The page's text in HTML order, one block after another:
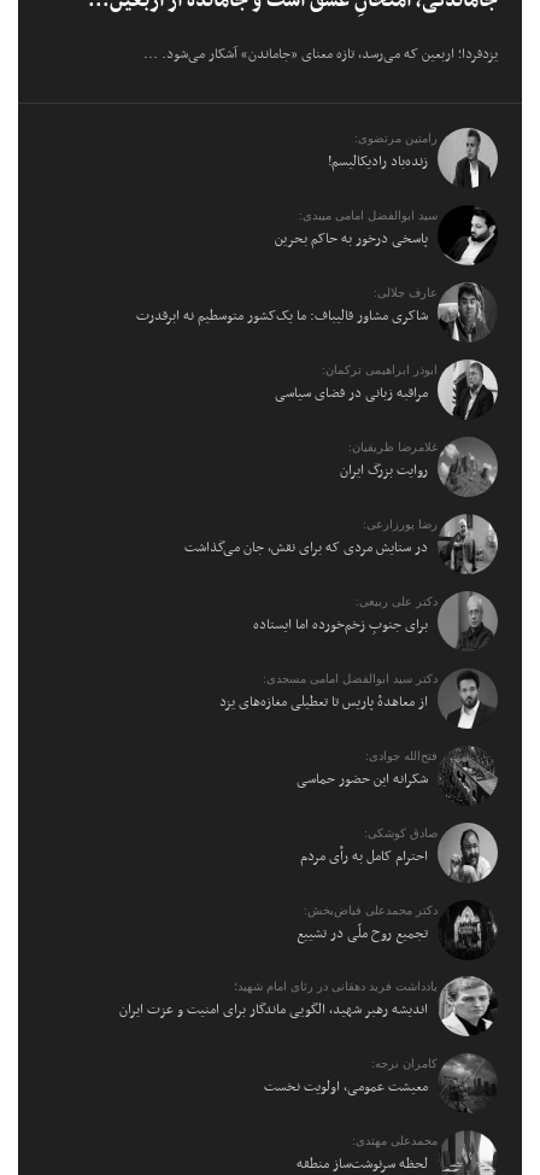
یزدفردا؛ اربعین که می‌رسد، تازه معنای «جاماندن» آشکار می‌شود. ...
رامتین مرتضوی:
زنده‌باد رادیکالیسم!
سید ابوالفضل امامی میبدی:
پاسخی درخور به حاکم بحرین
عارف جلالی:
شاکری مشاور قالیباف: ما یک‌کشور متوسطیم نه ابرقدرت
ابوذر ابراهیمی ترکمان:
مراقبه زبانی در فضای سیاسی
غلامرضا ظریفیان:
روایت بزرگ ایران
رضا پورزارعی:
در ستایش مردی که برای نقش، جان می‌گذاشت
دکتر علی ربیعی:
برای جنوبِ زخم‌خورده اما ایستاده
دکتر سید ابوالفضل امامی مسجدی:
از معاهدهٔ پاریس تا تعطیلی مغازه‌های یزد
فتح‌الله جوادی:
شکرانه این حضور حماسی
صادق کوشکی:
احترام کامل به رأی مردم
دکتر محمدعلی فیاض‌بخش:
تجمیع روح ملّی در تشییع
یادداشت فرید دهقانی در رثای امام شهید؛
اندیشه رهبر شهید، الگویی ماندگار برای امنیت و عزت ایران
کامران نرجه:
معیشت عمومی، اولویت نخست
محمدعلی مهتدی:
لحظه سرنوشت‌ساز منطقه